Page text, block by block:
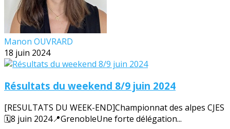
Manon OUVRARD
18 juin 2024
Résultats du weekend 8/9 juin 2024
[RESULTATS DU WEEK-END]Championnat des alpes CJES
🗓️8 juin 2024📍GrenobleUne forte délégation...